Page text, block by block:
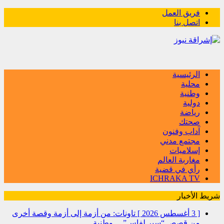
فريق العمل
اتصل بنا
الرئيسية
محلية
وطنية
دولية
رياضة
صحتك
آداب وفنون
مجتمع مدني
إسلاميات
مغاربة العالم
رأي في قضية
ICHRAKA TV
شريط الأخبار
[ 3 أغسطس 2026 ]
تاونات: من أزمة إلى أزمة وقصة أخرى